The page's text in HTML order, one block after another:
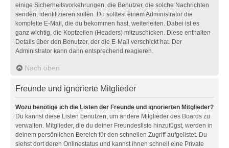
einige Sicherheitsvorkehrungen, die Benutzer, die solche Nachrichten
senden, identifizieren sollen. Du solltest einem Administrator die
komplette E-Mail, die du bekommen hast, weiterleiten. Dabei ist es
ganz wichtig, die Kopfzeilen (Headers) mitzuschicken. Diese enthalten
Details über den Benutzer, der die E-Mail verschickt hat. Der
Administrator kann dann entsprechend reagieren.
Nach oben
Freunde und ignorierte Mitglieder
Wozu benötige ich die Listen der Freunde und ignorierten Mitglieder?
Du kannst diese Listen benutzen, um andere Mitglieder des Boards zu
verwalten. Mitglieder, die du deiner Freundesliste hinzufügst, werden in
deinem persönlichen Bereich für den schnellen Zugriff aufgelistet. Du
siehst dort deren Onlinestatus und kannst ihnen schnell eine Private